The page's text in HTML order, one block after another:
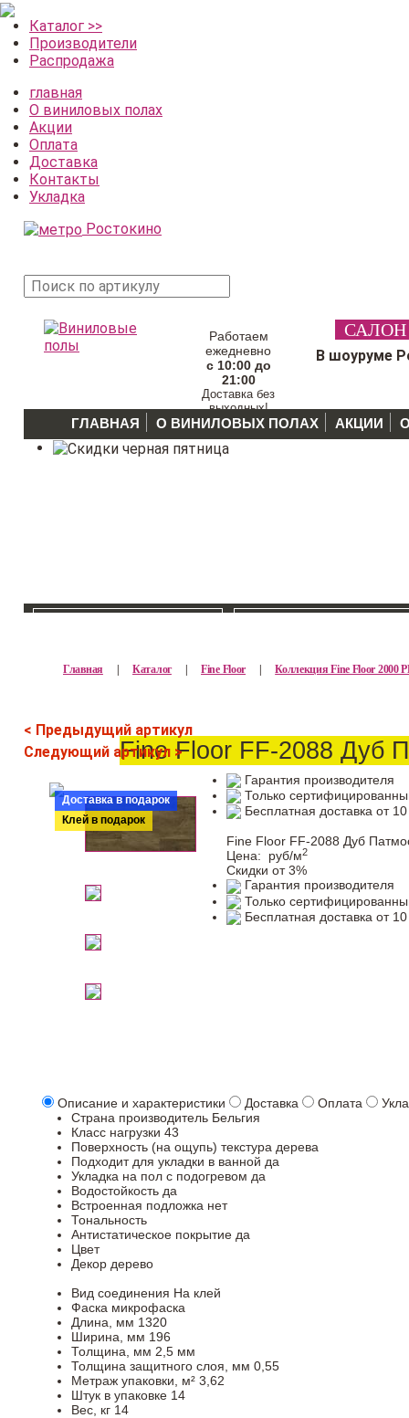
Каталог >>
Производители
Распродажа
главная
О виниловых полах
Акции
Оплата
Доставка
Контакты
Укладка
Ростокино
Работаем
ежедневно
с 10:00 до
21:00
Доставка без
выходных!
В шоуруме
ГЛАВНАЯ О ВИНИЛОВЫХ ПОЛАХ АКЦИИ
Главная | Каталог | Fine Floor | Коллекция Fine Floor 2000
< Предыдущий артикул
Следующий артикул >Fine Floor FF-2088 Дуб
Доставка в подарок
Клей в подарок
Гарантия производителя
Только
Бесплатная доставка от
Fine Floor FF-2088 Дуб
Цена:
руб/м2
Скидки от 3%
Гарантия производителя
Только
Бесплатная доставка от
Описание и характеристики Доставка Оплата
Страна производитель Бельгия
Класс нагрузки 43
Поверхность (на ощупь) текстура дерева
Подходит для укладки в ванной да
Укладка на пол c подогревом да
Водостойкость да
Встроенная подложка нет
Тональность
Антистатическое покрытие да
Цвет
Декор дерево
Вид соединения На клей
Фаска микрофаска
Длина, мм 1320
Ширина, мм 196
Толщина, мм 2,5 мм
Толщина защитного слоя, мм 0,55
Метраж упаковки, м² 3,62
Штук в упаковке 14
Вес, кг 14